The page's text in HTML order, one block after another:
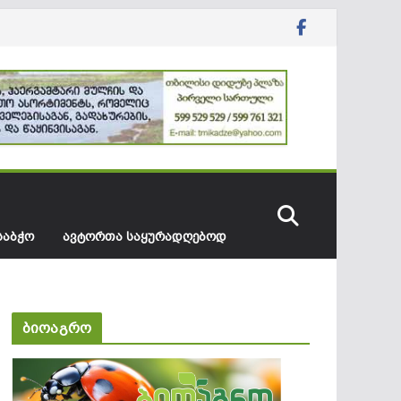
ᲐᲕᲢᲝᲠᲗᲐ ᲡᲐᲧᲣᲠᲐᲓᲦᲔᲑᲝᲓ
ბიოაგრო